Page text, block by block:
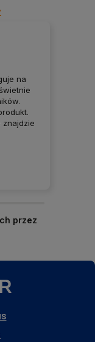
na
znajdzie
przez